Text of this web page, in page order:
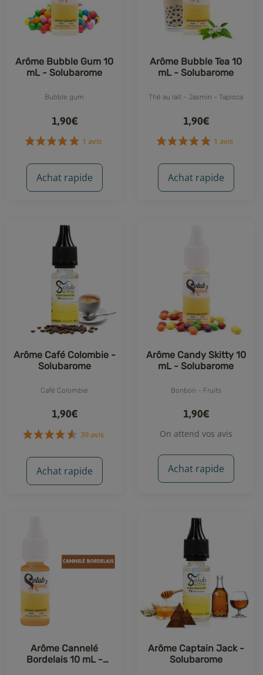
Arôme Bubble Gum 10
mL - Solubarome
Bubble gum
1,90€
Achat rapide
Arôme Bubble Tea 10
mL - Solubarome
Thé au lait - Jasmin - Tapioca
1,90€
Achat rapide
Arôme Café Colombie -
Solubarome
Café Colombie
1,90€
Achat rapide
Arôme Candy Skitty 10
mL - Solubarome
Bonbon - Fruits
1,90€
On attend vos avis
Achat rapide
Arôme Cannelé
Bordelais 10 mL -
Arôme Captain Jack -
Solubarome